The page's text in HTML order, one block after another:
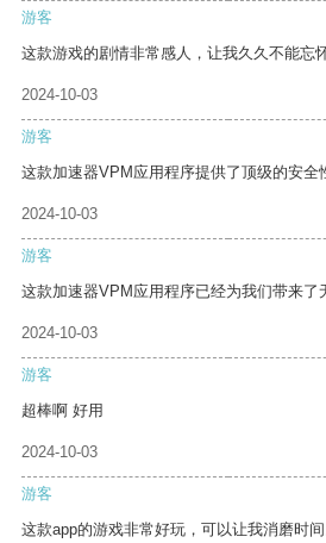
游客
这款游戏的剧情非常感人，让我久久不能忘怀
2024-10-03
游客
这款加速器VPM应用程序提供了顶级的安全
2024-10-03
游客
这款加速器VPM应用程序已经为我们带来了
2024-10-03
游客
超棒啊 好用
2024-10-03
游客
这款app的游戏非常好玩，可以让我消磨时间